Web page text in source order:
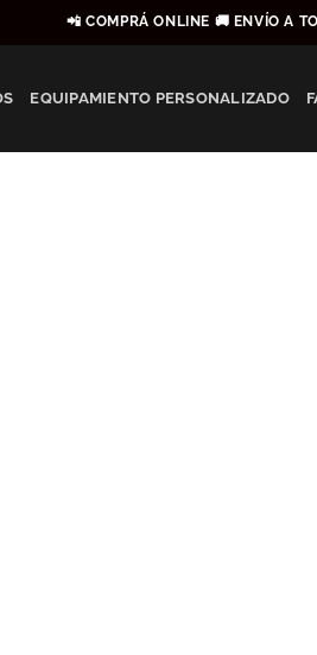
📲 COMPRÁ ONLINE 🚚 ENVÍO A
EQUIPAMIENTO PERSONALIZADO